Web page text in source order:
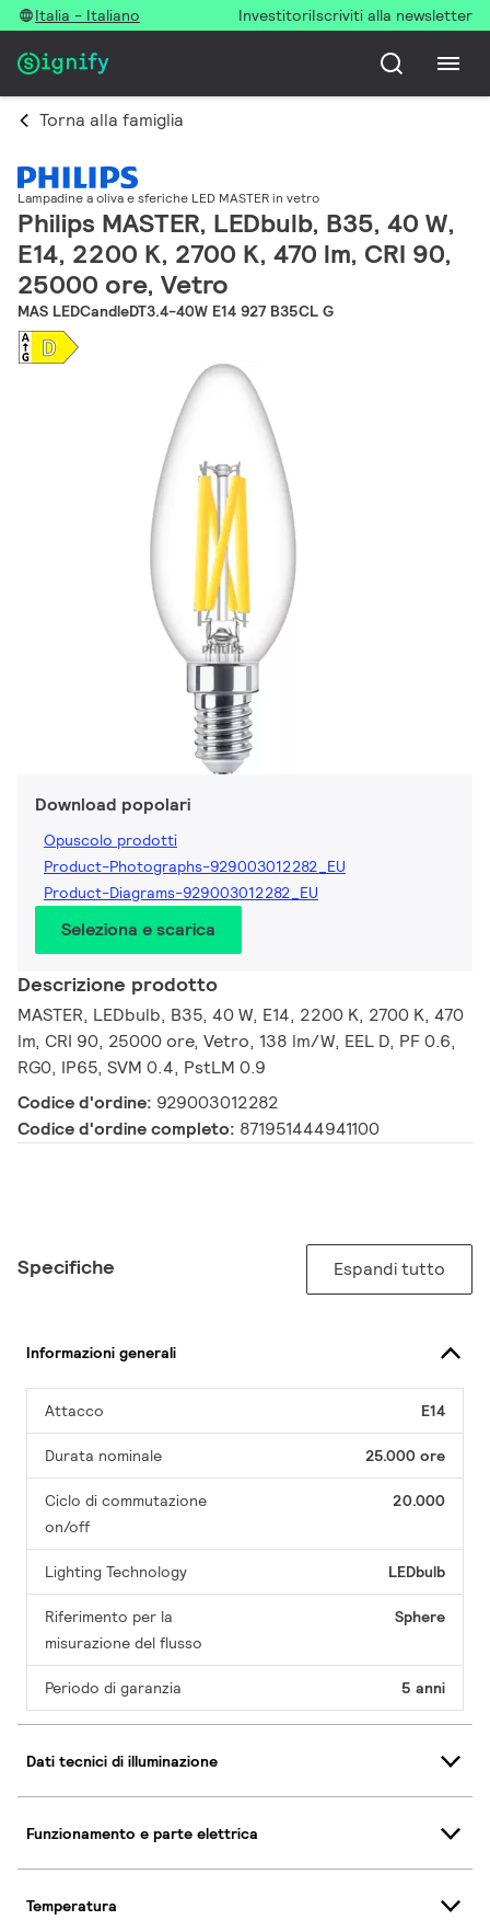
Italia - Italiano InvestitoriIscriviti alla newsletter
Torna alla famiglia
Lampadine a oliva e sferiche LED MASTER in vetro
Philips MASTER, LEDbulb, B35, 40 W,
E14, 2200 K, 2700 K, 470 lm, CRI 90,
25000 ore, Vetro
MAS LEDCandleDT3.4-40W E14 927 B35CL G
Download popolari
Opuscolo prodotti
Product-Photographs-929003012282_EU
Product-Diagrams-929003012282_EU
Seleziona e scarica
Descrizione prodotto
MASTER, LEDbulb, B35, 40 W, E14, 2200 K, 2700 K, 470
lm, CRI 90, 25000 ore, Vetro, 138 lm/W, EEL D, PF 0.6,
RG0, IP65, SVM 0.4, PstLM 0.9
Codice d'ordine: 929003012282
Codice d'ordine completo: 871951444941100
Specifiche Espandi tutto
Informazioni generali
Attacco E14
Durata nominale 25.000 ore
Ciclo di commutazione
on/off
20.000
Lighting Technology LEDbulb
Riferimento per la
misurazione del flusso
Sphere
Periodo di garanzia 5 anni
Dati tecnici di illuminazione
Funzionamento e parte elettrica
Temperatura